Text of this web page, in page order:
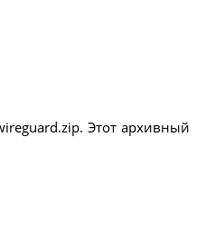
Этот архивный